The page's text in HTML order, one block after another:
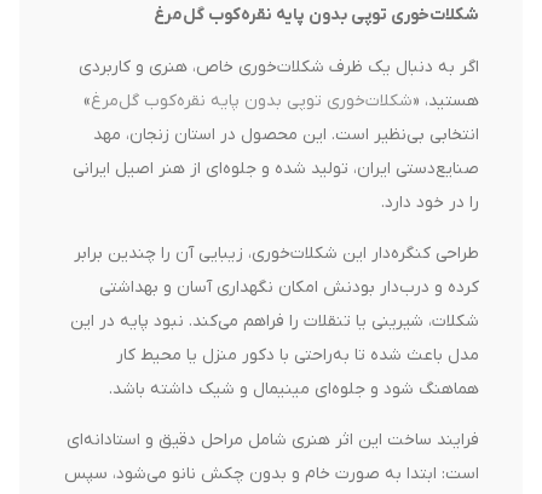
شکلات‌خوری توپی بدون پایه نقره‌کوب گل‌مرغ
اگر به دنبال یک ظرف شکلات‌خوری خاص، هنری و کاربردی
هستید، «شکلات‌خوری توپی بدون پایه نقره‌کوب گل‌مرغ»
انتخابی بی‌نظیر است. این محصول در استان زنجان، مهد
صنایع‌دستی ایران، تولید شده و جلوه‌ای از هنر اصیل ایرانی
را در خود دارد.
طراحی کنگره‌دار این شکلات‌خوری، زیبایی آن را چندین برابر
کرده و درب‌دار بودنش امکان نگهداری آسان و بهداشتی
شکلات، شیرینی یا تنقلات را فراهم می‌کند. نبود پایه در این
مدل باعث شده تا به‌راحتی با دکور منزل یا محیط کار
هماهنگ شود و جلوه‌ای مینیمال و شیک داشته باشد.
فرایند ساخت این اثر هنری شامل مراحل دقیق و استادانه‌ای
است: ابتدا به صورت خام و بدون چکش نانو می‌شود، سپس